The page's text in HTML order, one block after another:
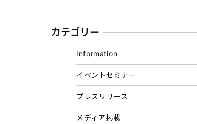
カテゴリー
Information
イベントセミナー
プレスリリース
メディア掲載